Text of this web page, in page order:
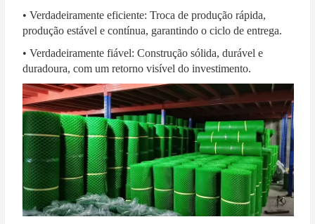
• Verdadeiramente eficiente: Troca de produção rápida,
produção estável e contínua, garantindo o ciclo de entrega.
• Verdadeiramente fiável: Construção sólida, durável e
duradoura, com um retorno visível do investimento.